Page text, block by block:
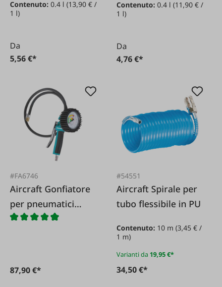
da 400 ml
Contenuto: 0.4 l (13,90 € /
1 l)
Da
5,56 €*
Contenuto:0.4 l(11,90 € /
1 l)
Da
4,76 €*
#FA6746
Aircraft Gonfiatore
per pneumatici
professionale
87,90 €*
#54551
Aircraft Spirale per
tubo flessibile in PU
Contenuto: 10 m(3,45 € /
1 m)
Varianti da 19,95 €*
34,50 €*